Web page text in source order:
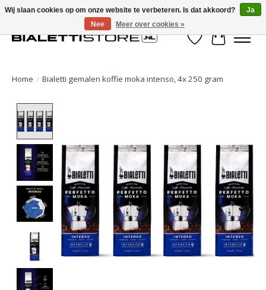
Verlanglijst
Home / Bialetti gemalen koffie moka intenso, 4x 250 gram
Wij slaan cookies op om onze website te verbeteren. Is dat akkoord?
Ja
Nee
Meer over cookies »